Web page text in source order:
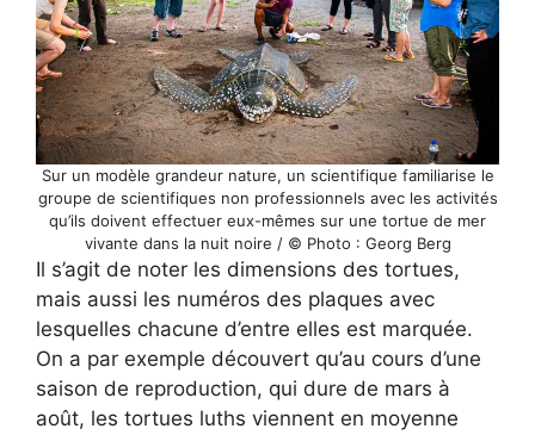
Sur un modèle grandeur nature, un scientifique familiarise le
groupe de scientifiques non professionnels avec les activités
qu’ils doivent effectuer eux-mêmes sur une tortue de mer
vivante dans la nuit noire / © Photo : Georg Berg
Il s’agit de noter les dimensions des tortues,
mais aussi les numéros des plaques avec
lesquelles chacune d’entre elles est marquée.
On a par exemple découvert qu’au cours d’une
saison de reproduction, qui dure de mars à
août, les tortues luths viennent en moyenne